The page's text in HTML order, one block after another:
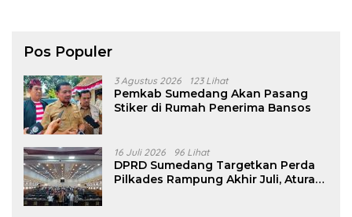
Pos Populer
3 Agustus 2026 123 Lihat
Pemkab Sumedang Akan Pasang
Stiker di Rumah Penerima Bansos
16 Juli 2026 96 Lihat
DPRD Sumedang Targetkan Perda
Pilkades Rampung Akhir Juli, Aturan